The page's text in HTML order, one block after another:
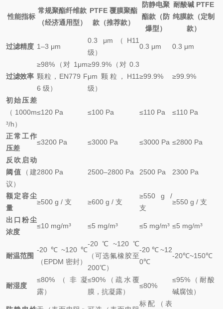
性能指标
常规聚酯纤维款
（经济通用型）
PTFE 覆膜聚酯
款（推荐款）
防静电聚
酯款（防
爆型）
耐酸碱 PTFE
纯膜款（定制
款）
过滤精度 1–3 μm
0.3 μm（H11
级）
0.3 μm 0.3 μm
过滤效率
≥98%（对 1μm
颗粒，EN779 F
6 级）
≥99.9%（对 0.3
μm 颗粒，H11
级）
≥99.9% ≥99.9%
初始压差
（1000m
³/h）
≤120 Pa ≤100 Pa ≤110 Pa ≤110 Pa
正常工作
压差
≤3200 Pa ≤3000 Pa ≤3000 Pa ≤2800 Pa
反吹启动
阈值
（建
议）
2800 Pa 2500–2800 Pa 2500 Pa 2300 Pa
额定容尘
量
≥500 g / 支 ≥600 g / 支
≥550 g /
支
≥550 g / 支
出口粉尘
浓度
≤10 mg/m³ ≤5 mg/m³ ≤5 mg/m³ ≤5 mg/m³
耐温范围
-20℃~120℃
（EPDM 密封）
-20℃~120℃
（可选氟橡胶至
200℃）
-20℃~12
0℃
-20℃~150℃
耐湿度
≤80%（非凝
露）
≤90%（疏水覆
膜，抗凝露）
≤80%
≤95%（耐酸
碱腐蚀）
标配（表